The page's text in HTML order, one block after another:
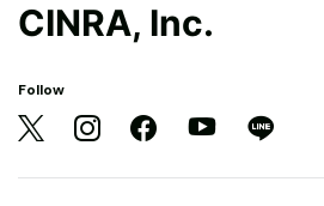
CINRA, Inc.
Follow